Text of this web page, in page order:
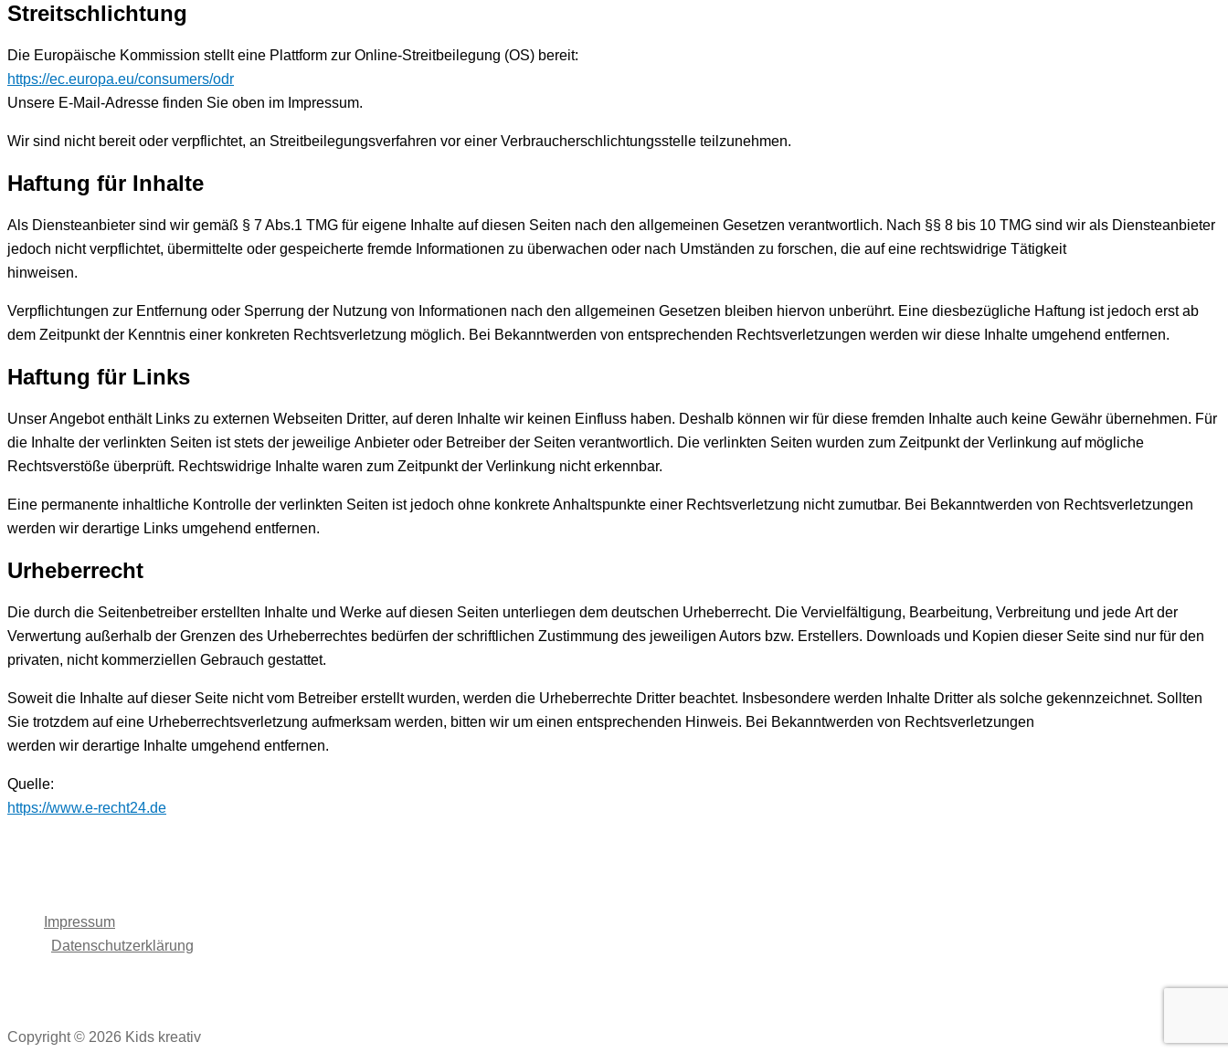
Streitschlichtung
Die Europäische Kommission stellt eine Plattform zur Online-Streitbeilegung (OS) bereit:
https://ec.europa.eu/consumers/odr
Unsere E-Mail-Adresse finden Sie oben im Impressum.
Wir sind nicht bereit oder verpflichtet, an Streitbeilegungsverfahren vor einer Verbraucherschlichtungsstelle teilzunehmen.
Haftung für Inhalte
Als Diensteanbieter sind wir gemäß § 7 Abs.1 TMG für eigene Inhalte auf diesen Seiten nach den allgemeinen Gesetzen verantwortlich. Nach §§ 8 bis 10 TMG sind wir als Diensteanbieter
jedoch nicht verpflichtet, übermittelte oder gespeicherte fremde Informationen zu überwachen oder nach Umständen zu forschen, die auf eine rechtswidrige Tätigkeit
hinweisen.
Verpflichtungen zur Entfernung oder Sperrung der Nutzung von Informationen nach den allgemeinen Gesetzen bleiben hiervon unberührt. Eine diesbezügliche Haftung ist jedoch erst ab
dem Zeitpunkt der Kenntnis einer konkreten Rechtsverletzung möglich. Bei Bekanntwerden von entsprechenden Rechtsverletzungen werden wir diese Inhalte umgehend entfernen.
Haftung für Links
Unser Angebot enthält Links zu externen Webseiten Dritter, auf deren Inhalte wir keinen Einfluss haben. Deshalb können wir für diese fremden Inhalte auch keine Gewähr übernehmen. Für
die Inhalte der verlinkten Seiten ist stets der jeweilige Anbieter oder Betreiber der Seiten verantwortlich. Die verlinkten Seiten wurden zum Zeitpunkt der Verlinkung auf mögliche
Rechtsverstöße überprüft. Rechtswidrige Inhalte waren zum Zeitpunkt der Verlinkung nicht erkennbar.
Eine permanente inhaltliche Kontrolle der verlinkten Seiten ist jedoch ohne konkrete Anhaltspunkte einer Rechtsverletzung nicht zumutbar. Bei Bekanntwerden von Rechtsverletzungen
werden wir derartige Links umgehend entfernen.
Urheberrecht
Die durch die Seitenbetreiber erstellten Inhalte und Werke auf diesen Seiten unterliegen dem deutschen Urheberrecht. Die Vervielfältigung, Bearbeitung, Verbreitung und jede Art der
Verwertung außerhalb der Grenzen des Urheberrechtes bedürfen der schriftlichen Zustimmung des jeweiligen Autors bzw. Erstellers. Downloads und Kopien dieser Seite sind nur für den
privaten, nicht kommerziellen Gebrauch gestattet.
Soweit die Inhalte auf dieser Seite nicht vom Betreiber erstellt wurden, werden die Urheberrechte Dritter beachtet. Insbesondere werden Inhalte Dritter als solche gekennzeichnet. Sollten
Sie trotzdem auf eine Urheberrechtsverletzung aufmerksam werden, bitten wir um einen entsprechenden Hinweis. Bei Bekanntwerden von Rechtsverletzungen
werden wir derartige Inhalte umgehend entfernen.
Quelle:
https://www.e-recht24.de
Impressum
Datenschutzerklärung
Copyright © 2026 Kids kreativ